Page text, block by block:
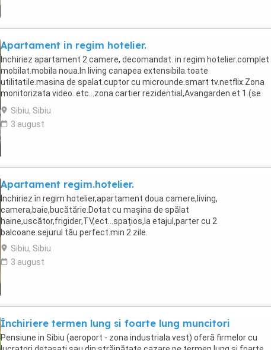
Apartament in regim hotelier.
Inchiriez apartament 2 camere, decomandat. in regim hotelier.complet
mobilat.mobila noua.In living canapea extensibila.toate
utilitatile.masina de spalat.cuptor cu microunde.smart tv.netflix.Zona
monitorizata video..etc...zona cartier rezidential,Avangarden.et 1.(se
inchireaza pe minim 2 zile.o singura ...
Sibiu, Sibiu
3 august
Apartament regim.hotelier.
Inchiriez în regim hotelier,apartament doua camere,living,
camera,baie,bucătărie.Dotat cu mașina de spălat
haine,uscător,frigider,TV,ect...spațios,la etajul,parter cu 2
balcoane.sejurul tău perfect.min 2 zile.
Sibiu, Sibiu
3 august
Închiriere termen lung si foarte lung muncitori
Pensiune in Sibiu (aeroport - zona industriala vest) oferă firmelor cu